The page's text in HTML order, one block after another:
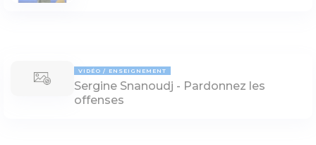
VIDÉO ENSEIGNEMENT
Sergine Snanoudj - Pardonnez les
offenses